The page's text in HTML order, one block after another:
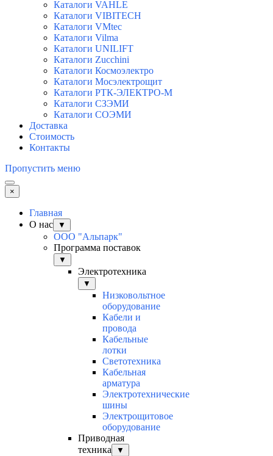
Каталоги VAHLE
Каталоги VIBITECH
Каталоги VMtec
Каталоги Vilma
Каталоги UNILIFT
Каталоги Zucchini
Каталоги Космоэлектро
Каталоги Мосэлектрощит
Каталоги РТК-ЭЛЕКТРО-М
Каталоги СЗЭМИ
Каталоги СОЭМИ
Доставка
Стоимость
Контакты
Пропустить меню
×
Главная
О нас
▼
ООО "Альпарк"
Программа поставок
▼
Электротехника
▼
Низковольтное
оборудование
Кабели и
провода
Кабельные
лотки
Светотехника
Кабельная
арматура
Электротехнические
шины
Электрощитовое
оборудование
Приводная
техника
▼